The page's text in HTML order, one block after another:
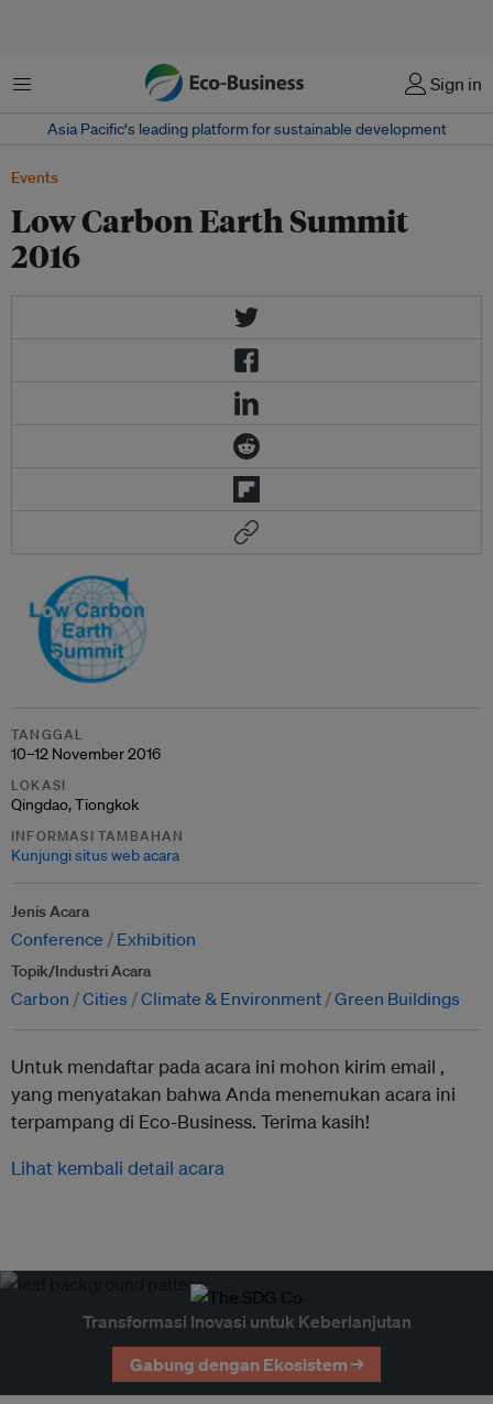
Menu Sign in
Asia Pacific‘s leading platform for sustainable development
Events
Low Carbon Earth Summit
2016
TANGGAL
10–12 November 2016
LOKASI
Qingdao, Tiongkok
INFORMASI TAMBAHAN
Kunjungi situs web acara
Jenis Acara
Conference Exhibition
Topik/Industri Acara
Carbon Cities Climate & Environment Green Buildings
Untuk mendaftar pada acara ini mohon kirim email ,
yang menyatakan bahwa Anda menemukan acara ini
terpampang di Eco-Business. Terima kasih!
Lihat kembali detail acara
Transformasi Inovasi untuk Keberlanjutan
Gabung dengan Ekosistem →